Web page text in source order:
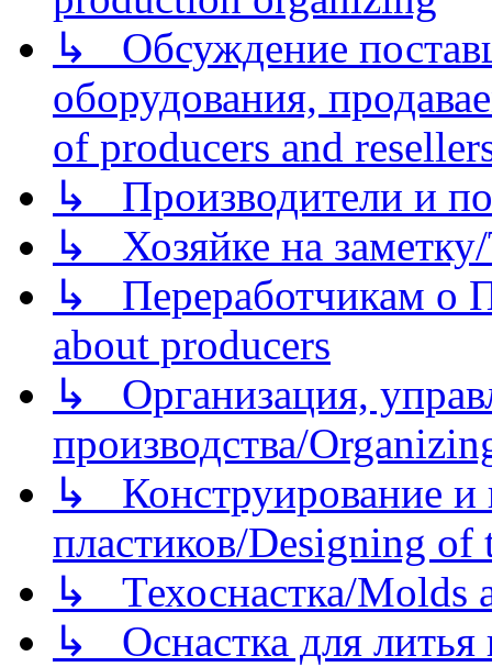
↳ Обсуждение
оборудования,
of producers and
↳ Производители и
↳ Хозяйке на
↳ Переработчикам о
about producers
↳ Организация,
производства/
↳ Конструирование и
пластиков/Designing of
↳ Техоснастка/Molds
↳ Оснастка для литья